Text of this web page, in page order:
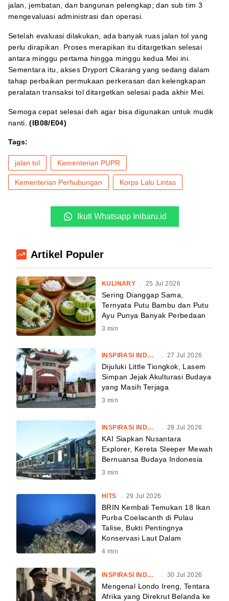
jalan, jembatan, dan bangunan pelengkap; dan sub tim 3
mengevaluasi administrasi dan operasi.
Setelah evaluasi dilakukan, ada banyak ruas jalan tol yang
perlu dirapikan. Proses merapikan itu ditargetkan selesai
antara minggu pertama hingga minggu kedua Mei ini.
Sementara itu, akses Dryport Cikarang yang sedang dalam
tahap perbaikan permukaan perkerasan dan kelengkapan
peralatan transaksi tol ditargetkan selesai pada akhir Mei.
Semoga cepat selesai deh agar bisa digunakan untuk mudik
nanti.(IB08/E04)
Tags:
jalan tol Kementerian PUPR
Kementerian Perhubungan Korps Lalu Lintas
Ikuti Whatsapp Inibaru.id
Artikel Populer
KULINARY . 25 Jul 2026
Sering Dianggap Sama,
Ternyata Putu Bambu dan Putu
Ayu Punya Banyak Perbedaan
3 min
INSPIRASI INDONESIA . 27 Jul 2026
Dijuluki Little Tiongkok, Lasem
Simpan Jejak Akulturasi Budaya
yang Masih Terjaga
3 min
INSPIRASI INDONESIA 28 Jul 2026
KAI Siapkan Nusantara
Explorer, Kereta Sleeper Mewah
Bernuansa Budaya Indonesia
3 min
HITS 29 Jul 2026
BRIN Kembali Temukan 18 Ikan
Purba Coelacanth di Pulau
Talise, Bukti Pentingnya
Konservasi Laut Dalam
4 min
INSPIRASI INDONESIA . 30 Jul 2026
Mengenal Londo Ireng, Tentara
Afrika yang Direkrut Belanda ke